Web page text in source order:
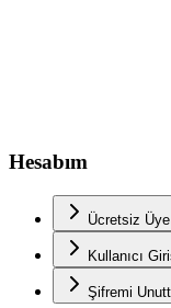
Hesabım
Ücretsiz Üye
Kullanıcı
Şifremi